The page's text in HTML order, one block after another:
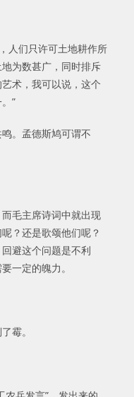
人们只许可土地耕作所
为数甚广，同时排斥
术，我可以说，这个
”
。孟德斯鸠可谓不
毛主席诗词中就出现
？还是歌颂他们呢？
避这个问题是不利
一定的魄力。
霉。